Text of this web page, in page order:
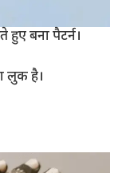
हुए बना पैटर्न।
लुक है।